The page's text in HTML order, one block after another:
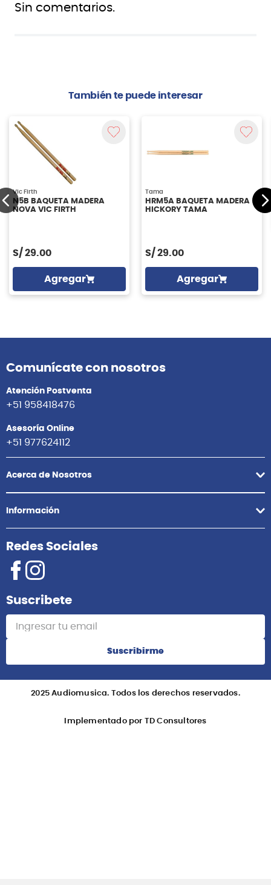
Sin comentarios.
También te puede interesar
Vic Firth
N5B BAQUETA MADERA
NOVA VIC FIRTH
S/ 29.00
Agregar
Tama
HRM5A BAQUETA MADERA
HICKORY TAMA
S/ 29.00
Agregar
Comunícate con nosotros
Atención Postventa
+51 958418476
Asesoría Online
+51 977624112
Acerca de Nosotros
Información
Redes Sociales
Suscribete
Suscribirme
2025 Audiomusica. Todos los derechos reservados.
Implementado por TD Consultores